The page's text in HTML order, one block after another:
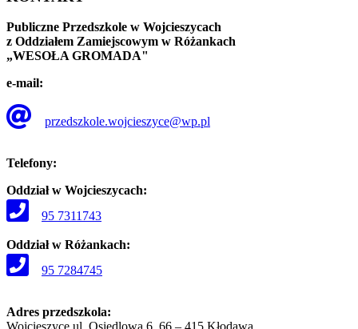
Publiczne Przedszkole w Wojcieszycach
z Oddziałem Zamiejscowym w Różankach
„WESOŁA GROMADA"
e-mail:
przedszkole.wojcieszyce@wp.pl
Telefony:
Oddział w Wojcieszycach:
95 7311743
Oddział w Różankach:
95 7284745
Adres przedszkola: